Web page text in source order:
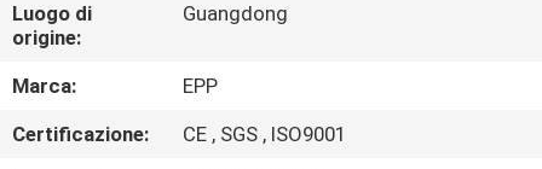
VISITA
ALLA
FABBRICA
Luogo di
origine:
Guangdong
Marca:
EPP
Certificazione:
CE , SGS , ISO9001